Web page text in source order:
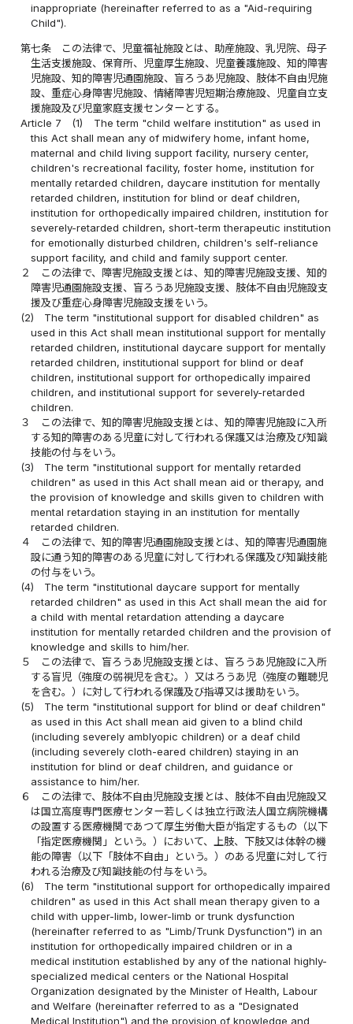
inappropriate (hereinafter referred to as a "Aid-requiring
Child").
第七条
この法律で、児童福祉施設とは、助産施設、乳児院、母子
生活支援施設、保育所、児童厚生施設、児童養護施設、知的障害
児施設、知的障害児通園施設、盲ろうあ児施設、肢体不自由児施
設、重症心身障害児施設、情緒障害児短期治療施設、児童自立支
援施設及び児童家庭支援センターとする。
Article 7
(1)
The term "child welfare institution" as used in
this Act shall mean any of midwifery home, infant home,
maternal and child living support facility, nursery center,
children's recreational facility, foster home, institution for
mentally retarded children, daycare institution for mentally
retarded children, institution for blind or deaf children,
institution for orthopedically impaired children, institution for
severely-retarded children, short-term therapeutic institution
for emotionally disturbed children, children's self-reliance
support facility, and child and family support center.
２
この法律で、障害児施設支援とは、知的障害児施設支援、知的
障害児通園施設支援、盲ろうあ児施設支援、肢体不自由児施設支
援及び重症心身障害児施設支援をいう。
(2)
The term "institutional support for disabled children" as
used in this Act shall mean institutional support for mentally
retarded children, institutional daycare support for mentally
retarded children, institutional support for blind or deaf
children, institutional support for orthopedically impaired
children, and institutional support for severely-retarded
children.
３
この法律で、知的障害児施設支援とは、知的障害児施設に入所
する知的障害のある児童に対して行われる保護又は治療及び知識
技能の付与をいう。
(3)
The term "institutional support for mentally retarded
children" as used in this Act shall mean aid or therapy, and
the provision of knowledge and skills given to children with
mental retardation staying in an institution for mentally
retarded children.
４
この法律で、知的障害児通園施設支援とは、知的障害児通園施
設に通う知的障害のある児童に対して行われる保護及び知識技能
の付与をいう。
(4)
The term "institutional daycare support for mentally
retarded children" as used in this Act shall mean the aid for
a child with mental retardation attending a daycare
institution for mentally retarded children and the provision of
knowledge and skills to him/her.
５
この法律で、盲ろうあ児施設支援とは、盲ろうあ児施設に入所
する盲児（強度の弱視児を含む。）又はろうあ児（強度の難聴児
を含む。）に対して行われる保護及び指導又は援助をいう。
(5)
The term "institutional support for blind or deaf children"
as used in this Act shall mean aid given to a blind child
(including severely amblyopic children) or a deaf child
(including severely cloth-eared children) staying in an
institution for blind or deaf children, and guidance or
assistance to him/her.
６
この法律で、肢体不自由児施設支援とは、肢体不自由児施設又
は国立高度専門医療センター若しくは独立行政法人国立病院機構
の設置する医療機関であつて厚生労働大臣が指定するもの（以下
「指定医療機関」という。）において、上肢、下肢又は体幹の機
能の障害（以下「肢体不自由」という。）のある児童に対して行
われる治療及び知識技能の付与をいう。
(6)
The term "institutional support for orthopedically impaired
children" as used in this Act shall mean therapy given to a
child with upper-limb, lower-limb or trunk dysfunction
(hereinafter referred to as "Limb/Trunk Dysfunction") in an
institution for orthopedically impaired children or in a
medical institution established by any of the national highly-
specialized medical centers or the National Hospital
Organization designated by the Minister of Health, Labour
and Welfare (hereinafter referred to as a "Designated
Medical Institution") and the provision of knowledge and